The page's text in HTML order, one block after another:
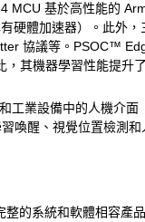
MCU 基於高性能的
硬體加速器）。此外
協議等。PSOC™
其機器學習性能提升
工業設備中的人機介
喚醒、視覺位置檢測和
整的系統和軟體相容產